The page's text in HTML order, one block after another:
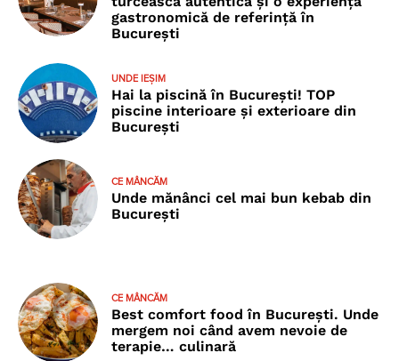
gastronomică de referință în
București
UNDE IEȘIM
Hai la piscină în București! TOP
piscine interioare și exterioare din
București
CE MÂNCĂM
Unde mănânci cel mai bun kebab din
București
CE MÂNCĂM
Best comfort food în București. Unde
mergem noi când avem nevoie de
terapie… culinară